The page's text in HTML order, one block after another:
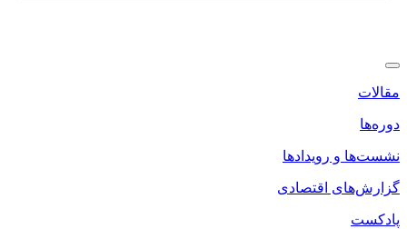
مقالات
دوره‌ها
نشست‌ها و رویدادها
گزارش‌های اقتصادی
پادکست